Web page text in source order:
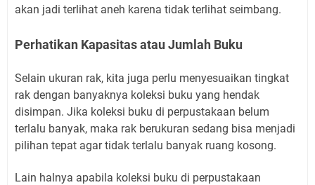
akan jadi terlihat aneh karena tidak terlihat seimbang.
Perhatikan Kapasitas atau Jumlah Buku
Selain ukuran rak, kita juga perlu menyesuaikan tingkat
rak dengan banyaknya koleksi buku yang hendak
disimpan. Jika koleksi buku di perpustakaan belum
terlalu banyak, maka rak berukuran sedang bisa menjadi
pilihan tepat agar tidak terlalu banyak ruang kosong.
Lain halnya apabila koleksi buku di perpustakaan